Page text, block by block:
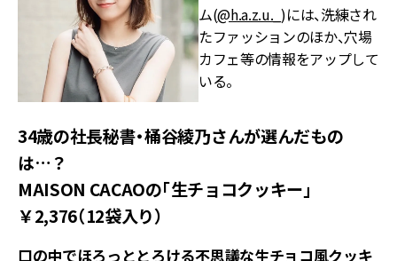
ム(@h.a.z.u._)には、洗練され
たファッションのほか、穴場
カフェ等の情報をアップして
いる。
34歳の社長秘書・桶谷綾乃さんが選んだもの
は…？
MAISON CACAOの「生チョコクッキー」
￥2,376（12袋入り）
口の中でほろっととろける不思議な生チョコ風クッキ